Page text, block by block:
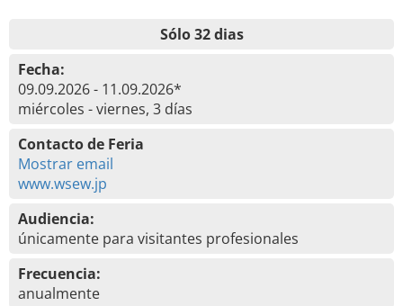
Sólo 32 dias
Fecha:
09.09.2026 - 11.09.2026*
miércoles - viernes, 3 días
Contacto de Feria
Mostrar email
www.wsew.jp
Audiencia:
únicamente para visitantes profesionales
Frecuencia:
anualmente